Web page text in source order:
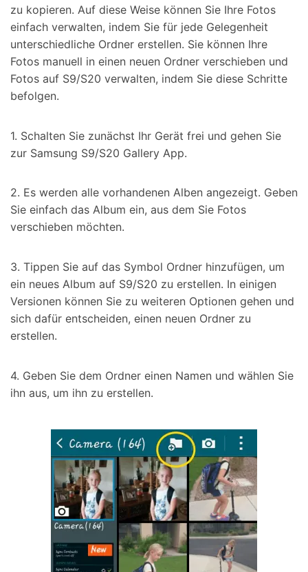
zu kopieren. Auf diese Weise können Sie Ihre Fotos
einfach verwalten, indem Sie für jede Gelegenheit
unterschiedliche Ordner erstellen. Sie können Ihre
Fotos manuell in einen neuen Ordner verschieben und
Fotos auf S9/S20 verwalten, indem Sie diese Schritte
befolgen.
1. Schalten Sie zunächst Ihr Gerät frei und gehen Sie
zur Samsung S9/S20 Gallery App.
2. Es werden alle vorhandenen Alben angezeigt. Geben
Sie einfach das Album ein, aus dem Sie Fotos
verschieben möchten.
3. Tippen Sie auf das Symbol Ordner hinzufügen, um
ein neues Album auf S9/S20 zu erstellen. In einigen
Versionen können Sie zu weiteren Optionen gehen und
sich dafür entscheiden, einen neuen Ordner zu
erstellen.
4. Geben Sie dem Ordner einen Namen und wählen Sie
ihn aus, um ihn zu erstellen.